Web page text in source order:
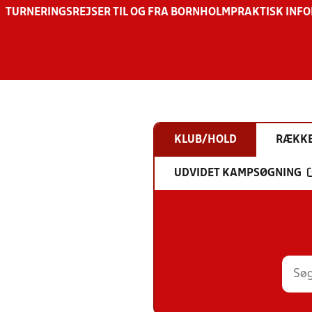
TURNERINGSREJSER TIL OG FRA BORNHOLM PRAKTISK
KLUB/HOLD
UDVIDET KAMPSØGNING